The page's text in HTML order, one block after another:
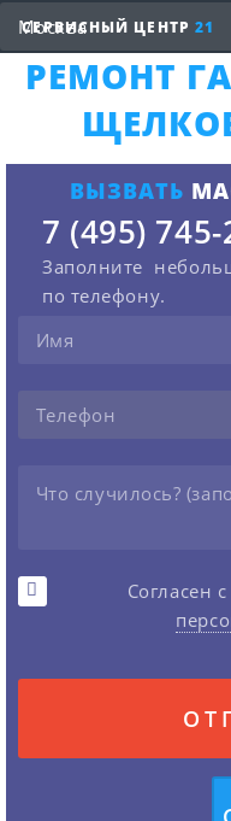
СЕРВИСНЫЙ ЦЕНТР 21
РЕМОНТ
ВЫЗВАТЬ
7 (495)
Заполните
по телефону.
Согласен